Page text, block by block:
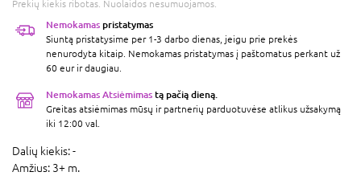
Prekių kiekis ribotas. Nuolaidos nesumuojamos.
Nemokamas pristatymas
Siuntą pristatysime per 1-3 darbo dienas, jeigu prie prekės
nenurodyta kitaip. Nemokamas pristatymas į paštomatus perkant už
60 eur ir daugiau.
Nemokamas Atsiėmimas tą pačią dieną.
Greitas atsiėmimas mūsų ir partnerių parduotuvėse atlikus užsakymą
iki 12:00 val.
Dalių kiekis:-
Amžius: 3+ m.